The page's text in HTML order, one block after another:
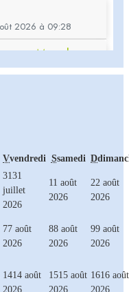
Vvendredi Ssamedi D
3131
juillet
2026
11 août
2026
22 août
2026
77 août
2026
88 août
2026
99 août
2026
1414 août
2026
1515 août
2026
1616 août
2026